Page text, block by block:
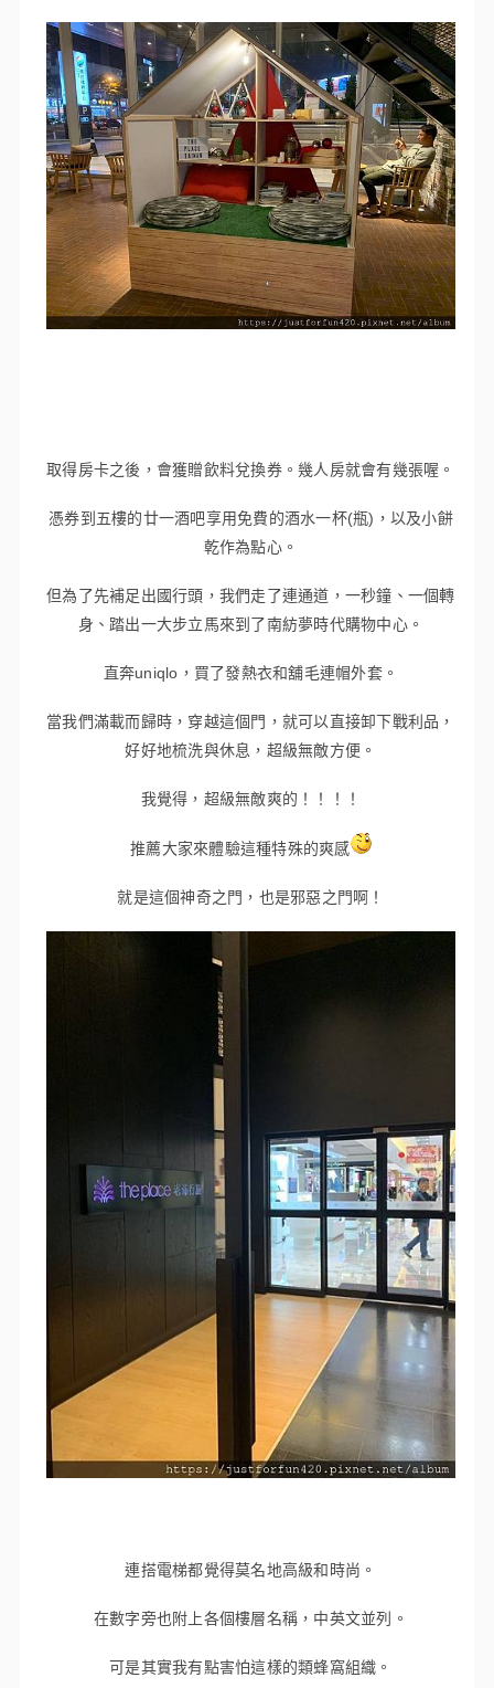
取得房卡之後，會獲贈飲料兌換券。幾人房就會有幾張喔。
憑券到五樓的廿一酒吧享用免費的酒水一杯(瓶)，以及小餅
乾作為點心。
但為了先補足出國行頭，我們走了連通道，一秒鐘、一個轉
身、踏出一大步立馬來到了南紡夢時代購物中心。
直奔uniqlo，買了發熱衣和舖毛連帽外套。
當我們滿載而歸時，穿越這個門，就可以直接卸下戰利品，
好好地梳洗與休息，超級無敵方便。
我覺得，超級無敵爽的！！！！
推薦大家來體驗這種特殊的爽感
就是這個神奇之門，也是邪惡之門啊！
連搭電梯都覺得莫名地高級和時尚。
在數字旁也附上各個樓層名稱，中英文並列。
可是其實我有點害怕這樣的類蜂窩組織。